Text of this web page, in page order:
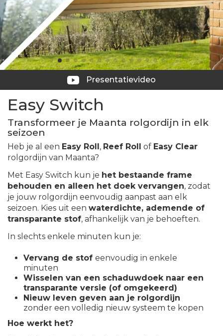
Presentatievideo
Easy Switch
Transformeer je Maanta rolgordijn in elk
seizoen
Heb je al een Easy Roll , Reef Roll of Easy Clear
rolgordijn van Maanta?
Met Easy Switch kun je het bestaande frame
behouden en alleen het doek vervangen, zodat
je jouw rolgordijn eenvoudig aanpast aan elk
seizoen. Kies uit een waterdichte, ademende of
transparante stof, afhankelijk van je behoeften.
In slechts enkele minuten kun je:
Vervang de stof eenvoudig in enkele
minuten
Wisselen van een schaduwdoek naar een
transparante versie (of omgekeerd)
Nieuw leven geven aan je rolgordijn
zonder een volledig nieuw systeem te kopen
Hoe werkt het?